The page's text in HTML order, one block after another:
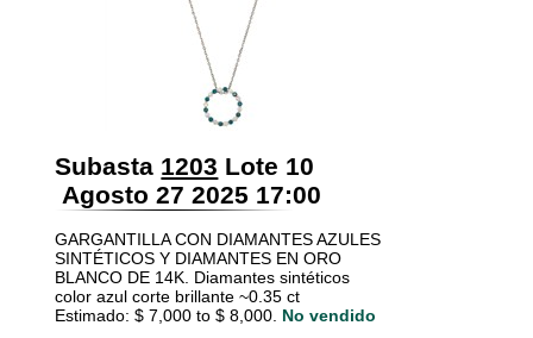
Subasta 1203 Lote 10
Agosto 27 2025 17:00
GARGANTILLA CON DIAMANTES AZULES
SINTÉTICOS Y DIAMANTES EN ORO
BLANCO DE 14K. Diamantes sintéticos
color azul corte brillante ~0.35 ct
Estimado: $ 7,000 to $ 8,000. No vendido